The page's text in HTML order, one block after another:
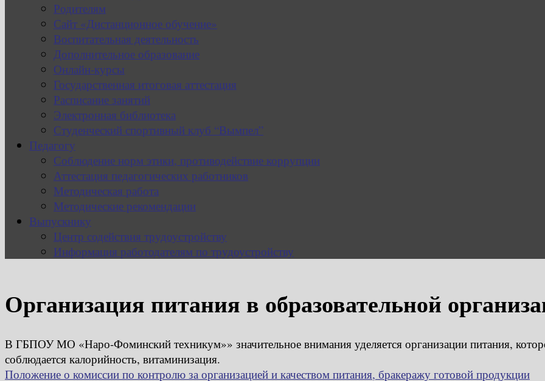
Родителям
Сайт «Дистанционное обучение»
Воспитательная деятельность
Дополнительное образование
Онлайн-курсы
Государственная итоговая аттестация
Расписание занятий
Электронная библиотека
Студенческий спортивный клуб “Вымпел”
Педагогу
Соблюдение норм этики, противодействие коррупции
Аттестация педагогических работников
Методическая работа
Методические рекомендации
Выпускнику
Центр содействия трудоустройству
Информация работодателям по трудоустройству
Организация питания в образовательной
В ГБПОУ МО «Наро-Фоминский техникум»» значительное внимания уделяется организации питания,
соблюдается калорийность, витаминизация.
Положение о комиссии по контролю за организацией и качеством питания, бракеражу готовой продукции